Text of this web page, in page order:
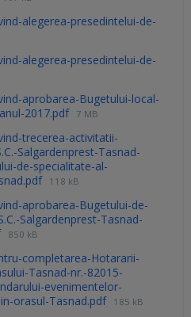
alegerea-presedintelui-de-
alegerea-presedintelui-de-
aprobarea-Bugetului-local-
2017.pdf 7 MB
trecerea-activitatii-
Salgardenprest-Tasnad-
de-specialitate-al-
118 kB
aprobarea-Bugetului-de-
Salgardenprest-Tasnad-
850 kB
completarea-Hotararii-
Tasnad-nr.-82015-
evenimentelor-
orasul-Tasnad.pdf 185 kB